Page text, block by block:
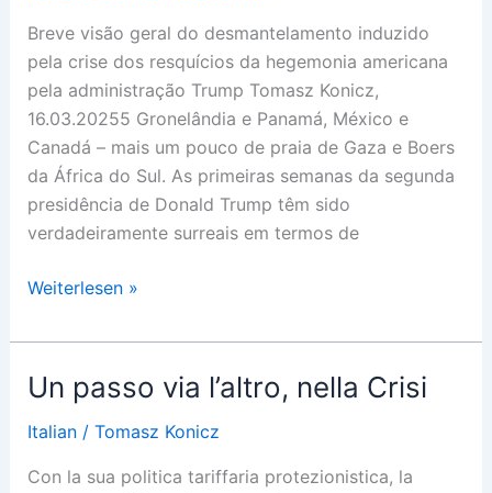
Breve visão geral do desmantelamento induzido
pela crise dos resquícios da hegemonia americana
pela administração Trump Tomasz Konicz,
16.03.20255 Gronelândia e Panamá, México e
Canadá – mais um pouco de praia de Gaza e Boers
da África do Sul. As primeiras semanas da segunda
presidência de Donald Trump têm sido
verdadeiramente surreais em termos de
Tudo
de
ficar
em
chamas!
Weiterlesen »
Un passo via l’altro, nella Crisi
Italian/ Tomasz Konicz
Con la sua politica tariffaria protezionistica, la